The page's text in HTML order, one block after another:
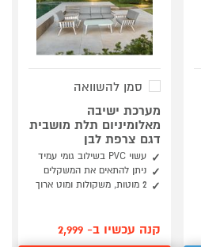
סמן להשוואה
מערכת ישיבה
מאלומיניום תלת מושבית
דגם צרפת לבן
עשוי PVC בשילוב גומי עמיד
ניתן להתאים את המשקלים
2 מוטות, משקולות ומוט ארוך
קנה עכשיו ב- 2,999